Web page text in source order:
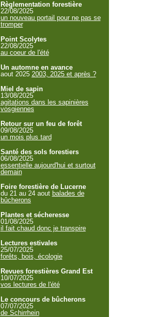
Règlementation forestière
22/08/2025
un nouveau portail pour ne pas se
tromper
Point Scolytes
22/08/2025
au coeur de l'été
Un automne en avance
aout 2025 2003, 2025 et après ?
Miel de sapin
13/08/2025
agitations dans les sapinières
vosgiennes
Retour sur un feu de forêt
09/08/2025
un mois plus tard
Santé des sols forestiers
06/08/2025
essentielle aujourd'hui et surtout
demain
Foire forestière de Lucerne
du 21 au 24 aout balades de
bûcherons
Plantes et sécheresse
01/08/2025
il fait chaud donc je transpire
Lectures estivales
25/07/2025
forêts, bois, écologie
Revues forestières Grand Est
10/07/2025
vos lectures de l'été
Le concours de bûcherons
07/07/2025
de Schirrhein